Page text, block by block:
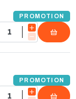
PROMOTION
PROMOTION